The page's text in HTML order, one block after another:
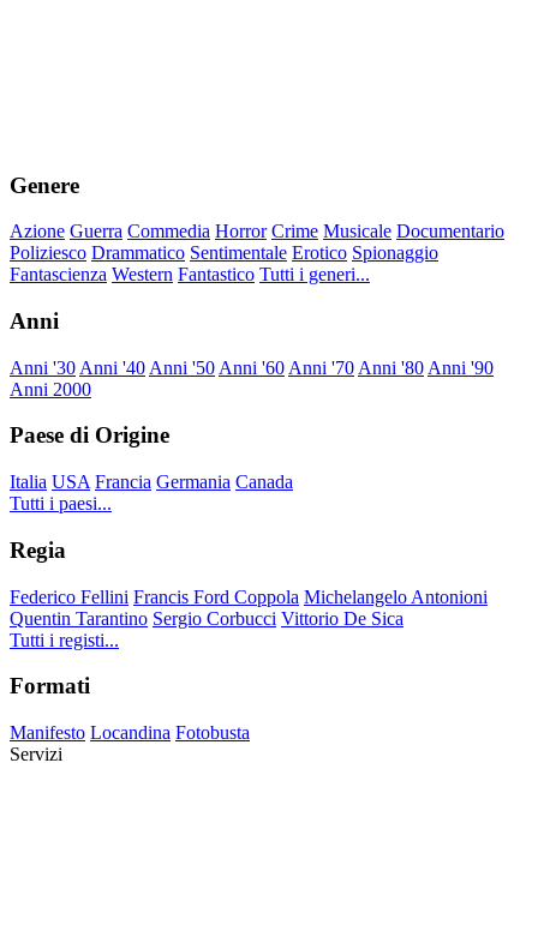
Genere
Azione Guerra Commedia Horror Crime Musicale Documentario
Poliziesco Drammatico Sentimentale Erotico Spionaggio
Fantascienza Western Fantastico Tutti i generi...
Anni
Anni '30 Anni '40 Anni '50 Anni '60 Anni '70 Anni '80 Anni '90
Anni 2000
Paese di Origine
Italia USA Francia Germania Canada
Tutti i paesi...
Regia
Federico Fellini Francis Ford Coppola Michelangelo Antonioni
Quentin Tarantino Sergio Corbucci Vittorio De Sica
Tutti i registi...
Formati
Manifesto Locandina Fotobusta
Servizi